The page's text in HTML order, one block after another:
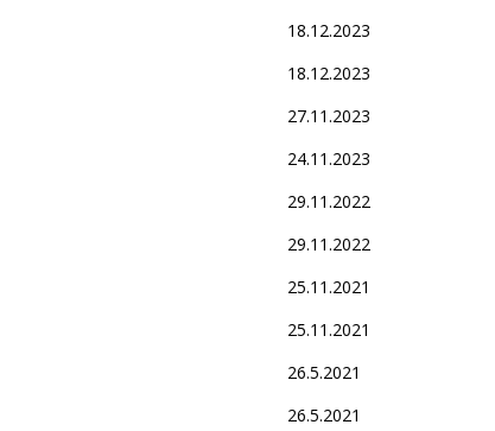
18.12.2023
18.12.2023
27.11.2023
24.11.2023
29.11.2022
29.11.2022
25.11.2021
25.11.2021
26.5.2021
26.5.2021